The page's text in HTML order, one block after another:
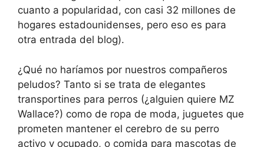
cuanto a popularidad, con casi 32 millones de
hogares estadounidenses, pero eso es para
otra entrada del blog).
¿Qué no haríamos por nuestros compañeros
peludos? Tanto si se trata de elegantes
transportines para perros (¿alguien quiere MZ
Wallace?) como de ropa de moda, juguetes que
prometen mantener el cerebro de su perro
activo y ocupado, o comida para mascotas de